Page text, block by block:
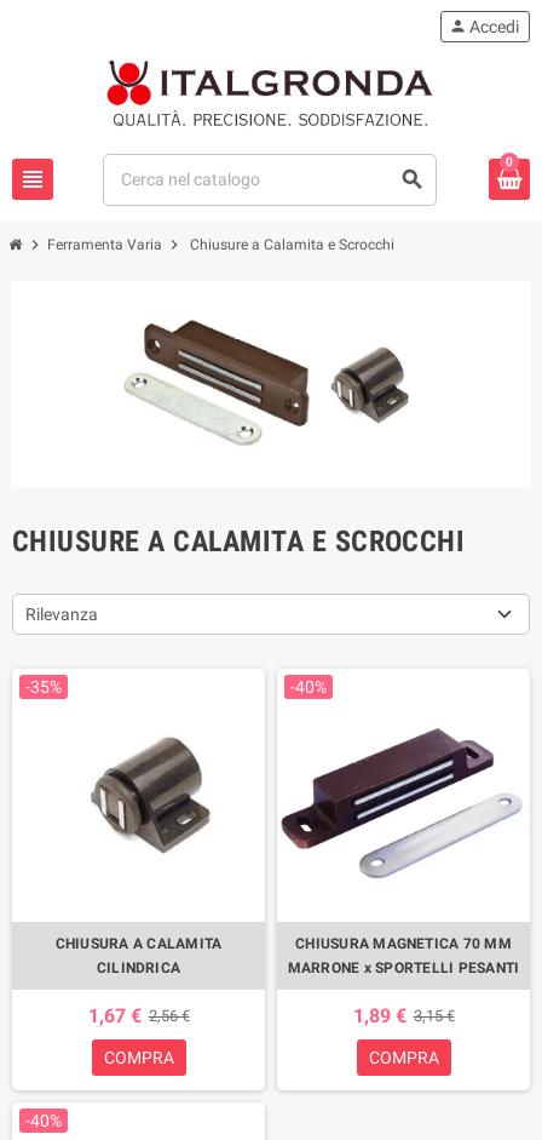
view_headline search
person Accedi
0
chevron_right Ferramenta Varia chevron_right Chiusure a Calamita e Scrocchi
CHIUSURE A CALAMITA E SCROCCHI
Rilevanza
-35%
CHIUSURA A CALAMITA
CILINDRICA
1,67 € 2,56 €
COMPRA
-40%
CHIUSURA MAGNETICA 70 MM
MARRONE x SPORTELLI PESANTI
1,89 € 3,15 €
COMPRA
-40%